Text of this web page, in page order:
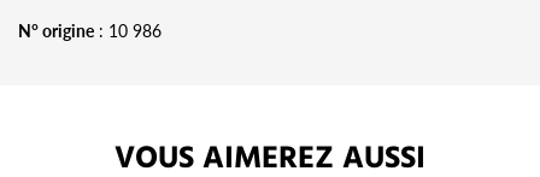
N° origine : 10 986
VOUS AIMEREZ AUSSI